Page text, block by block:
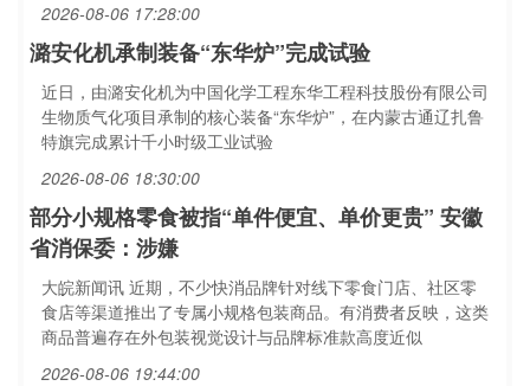
2026-08-06 17:28:00
潞安化机承制装备“东华炉”完成试验
近日，由潞安化机为中国化学工程东华工程科技股份有限公司
生物质气化项目承制的核心装备“东华炉”，在内蒙古通辽扎鲁
特旗完成累计千小时级工业试验
2026-08-06 18:30:00
部分小规格零食被指“单件便宜、单价更贵” 安徽
省消保委：涉嫌
大皖新闻讯 近期，不少快消品牌针对线下零食门店、社区零
食店等渠道推出了专属小规格包装商品。有消费者反映，这类
商品普遍存在外包装视觉设计与品牌标准款高度近似
2026-08-06 19:44:00